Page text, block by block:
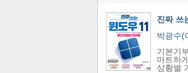
진짜 쓰
박광수(
기본기
마트하
상황별